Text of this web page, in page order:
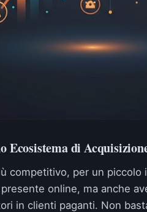
di
competitivo, per un
online, ma anche
in clienti paganti. Non